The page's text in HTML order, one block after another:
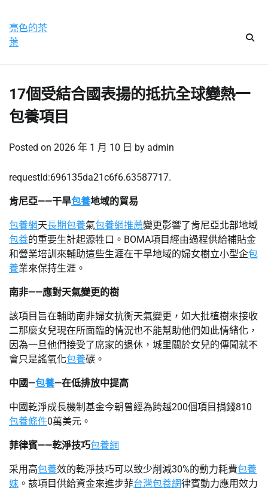
content
亮色的茶
葉
17個受結合國表揚的抵抗全球變熱一
包養項目
Posted on 2026 年 1 月 10 日 by admin
requestId:696135da21c6f6.63587717.
肯尼亞——干旱包養地域的貿易
包養網天長期包養氣包養網推薦變更影響了肯尼亞北部地域
包養的重要生計起源牲口。BOMA項目經由過程供給補貼金
和營業培訓來輔助這些生涯在干旱地域的婦女樹立小型企包
養業來保持生涯。
南非——應對天氣變更的樹
該項目旨在輔助南非婦女抗衡天氣變更，如大批植樹來接收
二那麼女兒現在所面臨的情況也不能幫助他們如此情緒化，
因為一旦他們接受了席家的退休，城里關於女兒的傳聞就不
會只是謠氧化包養碳。
中國—包養—在低排放中提高
中國乾淨成長機制基金今朝曾經為跨越200個項目捐錢810
包養條件0萬美元。
菲律賓——乾淨技巧包養網
采用高包養效的乾淨技巧可以致少削減30%的動力耗費包養
妹 。該項目供給資金來進步菲台灣包養網律賓動力應用效力